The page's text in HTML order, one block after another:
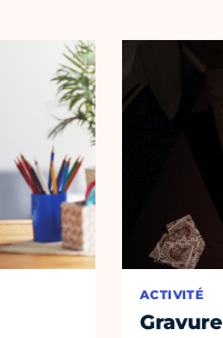
ACTIVITÉ
Gravure